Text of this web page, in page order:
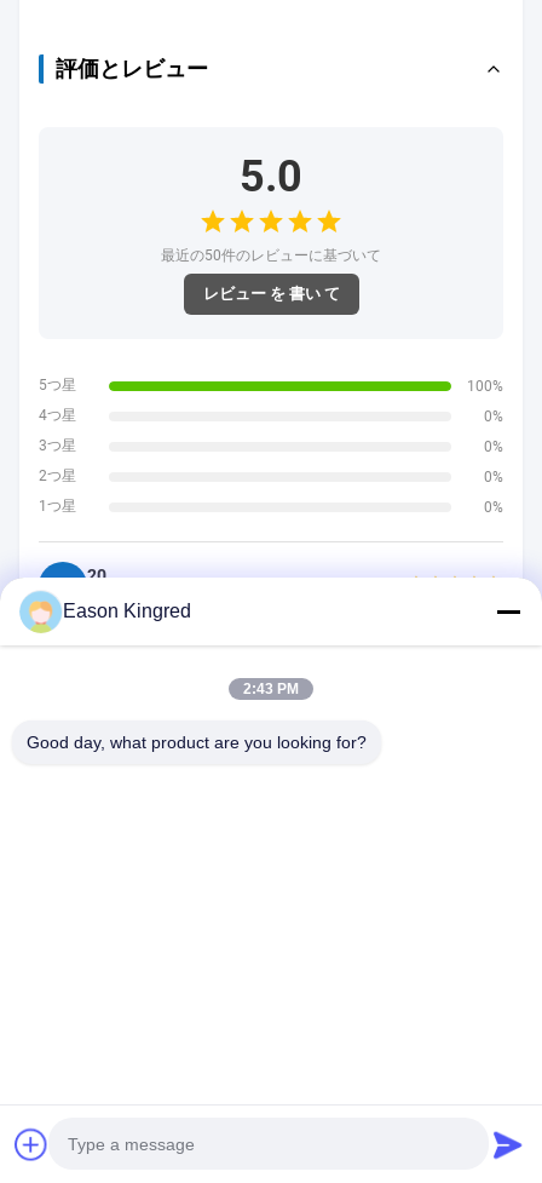
評価とレビュー
5.0
最近の50件のレビューに基づいて
レビュー を 書い て
5つ星
100%
4つ星
0%
3つ星
0%
2つ星
0%
1つ星
0%
20
soft and good tasted.Super!!!
Eason Kingred
2:43 PM
Good day, what product are you looking for?